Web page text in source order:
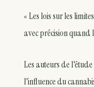
« Les lois sur les
avec précision quand
Les auteurs de
l'influence du